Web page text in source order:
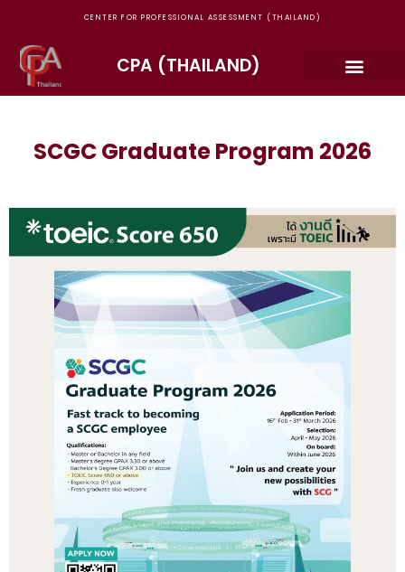
CENTER FOR PROFESSIONAL ASSESSMENT (THAILAND)
CPA (THAILAND)
SCGC Graduate Program 2026